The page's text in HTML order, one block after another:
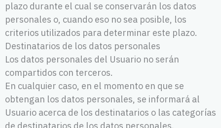
plazo durante el cual se conservarán los datos
personales o, cuando eso no sea posible, los
criterios utilizados para determinar este plazo.
Destinatarios de los datos personales
Los datos personales del Usuario no serán
compartidos con terceros.
En cualquier caso, en el momento en que se
obtengan los datos personales, se informará al
Usuario acerca de los destinatarios o las categorías
de destinatarios de los datos personales.